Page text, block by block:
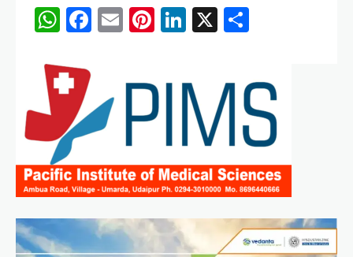
WhatsApp
Facebook
EmailPinterest
LinkedIn
X